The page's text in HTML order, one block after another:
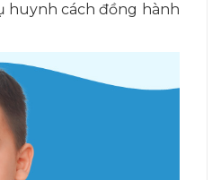
huynh cách đồng hành